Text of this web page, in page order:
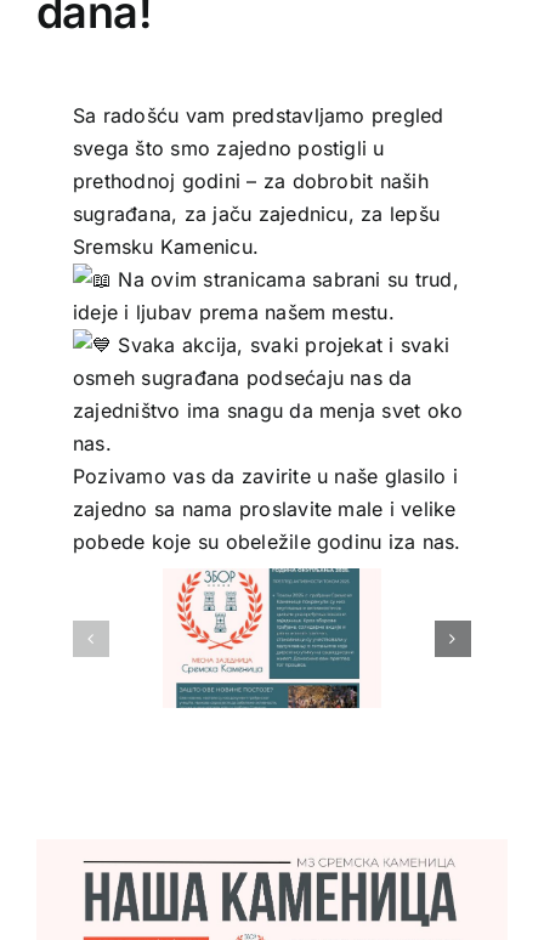
dana!
Sa radošću vam predstavljamo pregled
svega što smo zajedno postigli u
prethodnoj godini – za dobrobit naših
sugrađana, za jaču zajednicu, za lepšu
Sremsku Kamenicu.
Na ovim stranicama sabrani su trud,
ideje i ljubav prema našem mestu.
Svaka akcija, svaki projekat i svaki
osmeh sugrađana podsećaju nas da
zajedništvo ima snagu da menja svet oko
nas.
Pozivamo vas da zavirite u naše glasilo i
zajedno sa nama proslavite male i velike
pobede koje su obeležile godinu iza nas.